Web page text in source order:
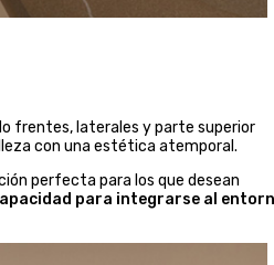
frentes, laterales y parte superior
con una estética atemporal.
perfecta para los que desean
para integrarse al